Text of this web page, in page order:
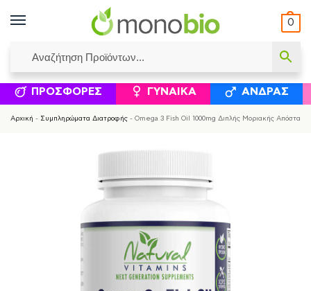
0
ΙΣΟΛΟΓΙΣΜΟΊ ΕΛΕΆΝΝΑ ΧΡΙΣΤΙΝΆΚΗ ΕΠΙΚΟΙΝΩΝΊΑ
ΣΥΜΠΛΗΡΏΜΑΤΑ ΔΙΑΤΡΟΦΉΣ ΦΥΣΙΚΆ
ΠΡΟΣΦΟΡΈΣ ΓΥΝΑΊΚΑ ΆΝΔΡΑΣ
Αρχική - Συμπληρώματα Διατροφής - Omega 3 Fish Oil 1000mg Διπλής Μοριακής